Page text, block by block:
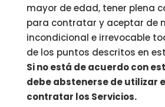
mayor de edad, tener plena
para contratar y aceptar de
incondicional e irrevocable
de los puntos descritos en
Si no está de acuerdo con
debe abstenerse de utilizar
contratar los Servicios.